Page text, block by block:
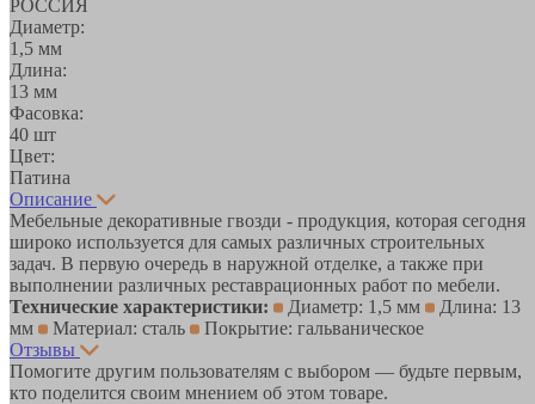
РОССИЯ
Диаметр:
1,5 мм
Длина:
13 мм
Фасовка:
40 шт
Цвет:
Патина
Описание
Мебельные декоративные гвозди - продукция, которая сегодня
широко используется для самых различных строительных
задач. В первую очередь в наружной отделке, а также при
выполнении различных реставрационных работ по мебели.
Технические характеристики:
Диаметр: 1,5 мм
Длина: 13
мм
Материал: сталь
Покрытие: гальваническое
Отзывы
Помогите другим пользователям с выбором — будьте первым,
кто поделится своим мнением об этом товаре.